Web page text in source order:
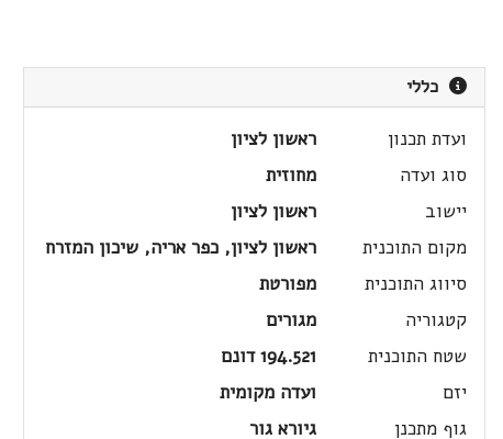
כללי
ועדת תכנון
ראשון לציון
סוג ועדה
מחוזית
יישוב
ראשון לציון
מקום התוכנית
ראשון לציון, כפר אריה, שיכון המזרח
סיווג התוכנית
מפורטת
קטגוריה
מגורים
שטח התוכנית
194.521 דונם
יזם
ועדה מקומית
גוף מתכנן
גיורא גור